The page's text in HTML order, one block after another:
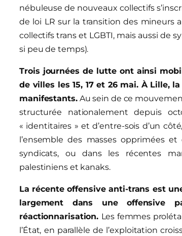
nébuleuse de nouveaux collectifs
de loi LR sur la transition des mineurs
collectifs trans et LGBTI, mais aussi de
si peu de temps).
Trois journées de lutte ont ainsi
de villes les 15, 17 et 26 mai. ÀLille, la
manifestants.Au sein de ce
structurée nationalement depuis
« identitaires » et d’entre-sois d’un
l’ensemble des masses opprimées
syndicats, ou dans les récentes
palestiniens et kanaks.
La récente offensive anti-trans est
largement dans une offensive
réactionnarisation. Les femmes
l’État, en parallèle de l’exploitation